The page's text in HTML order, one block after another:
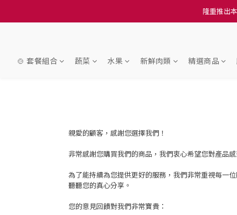
訂單結帳注意事項：送
隆重推出
訂單結帳注意事項：送
🍲 套餐組合 蔬菜 水果 新鮮肉類 精選商品
親愛的顧客，感謝您選擇我們！
非常感謝您購買我們的商品，我們衷心希望您對產品感
為了能持續為您提供更好的服務，我們非常重視每一
聽聽您的真心分享。
您的意見回饋對我們非常寶貴：